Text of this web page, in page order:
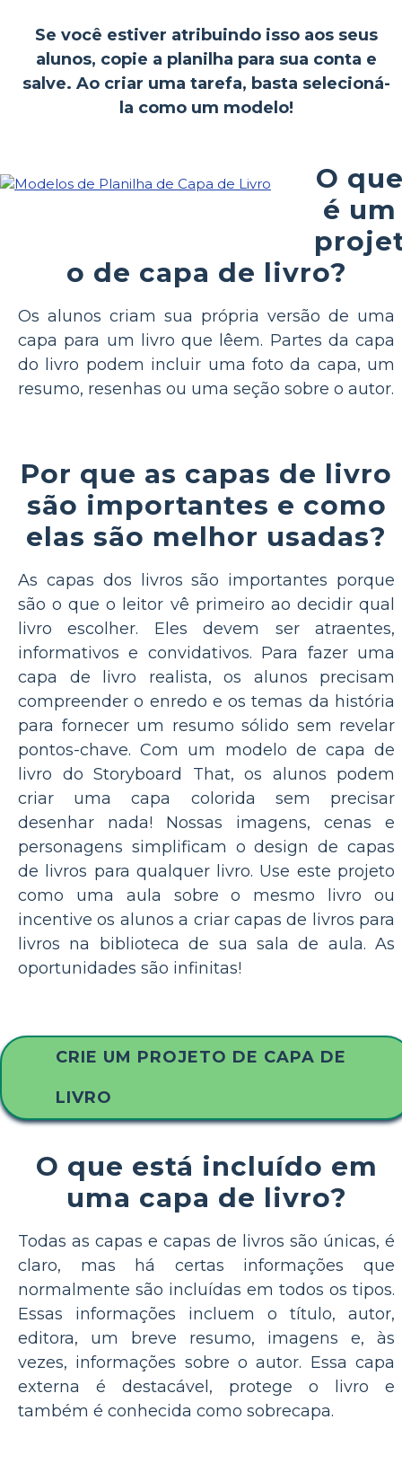
Se você estiver atribuindo isso aos seus
alunos, copie a planilha para sua conta e
salve. Ao criar uma tarefa, basta selecioná-
la como um modelo!
O
é um
o de capa de livro?
Os alunos criam sua própria versão de uma
capa para um livro que lêem. Partes da capa
do livro podem incluir uma foto da capa, um
resumo, resenhas ou uma seção sobre o autor.
Por que as capas de livro
são importantes e como
elas são melhor usadas?
As capas dos livros são importantes porque
são o que o leitor vê primeiro ao decidir qual
livro escolher. Eles devem ser atraentes,
informativos e convidativos. Para fazer uma
capa de livro realista, os alunos precisam
compreender o enredo e os temas da história
para fornecer um resumo sólido sem revelar
pontos-chave. Com um modelo de capa de
livro do Storyboard That, os alunos podem
criar uma capa colorida sem precisar
desenhar nada! Nossas imagens, cenas e
personagens simplificam o design de capas
de livros para qualquer livro. Use este projeto
como uma aula sobre o mesmo livro ou
incentive os alunos a criar capas de livros para
livros na biblioteca de sua sala de aula. As
oportunidades são infinitas!
CRIE UM PROJETO DE CAPA DE
LIVRO
O que está incluído em
uma capa de livro?
Todas as capas e capas de livros são únicas, é
claro, mas há certas informações que
normalmente são incluídas em todos os tipos.
Essas informações incluem o título, autor,
editora, um breve resumo, imagens e, às
vezes, informações sobre o autor. Essa capa
externa é destacável, protege o livro e
também é conhecida como sobrecapa.